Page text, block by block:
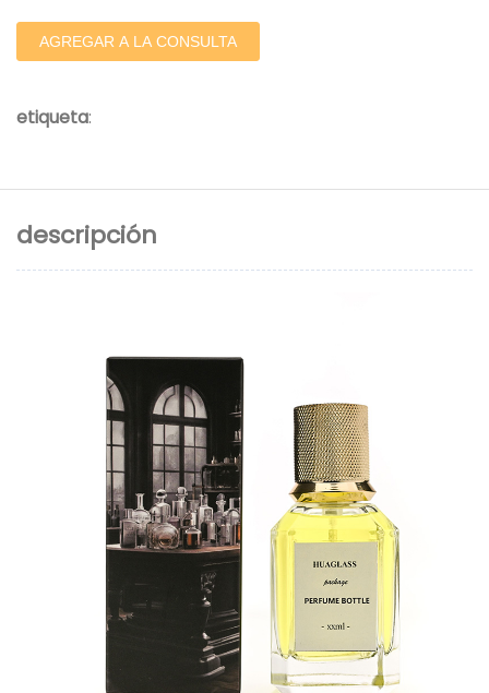
AGREGAR A LA CONSULTA
etiqueta:
descripción